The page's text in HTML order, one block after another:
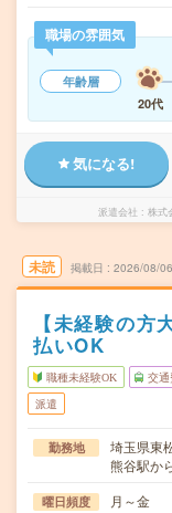
職場の雰囲気
年齢層
20代
気になる!
派遣会社 株式
未読 掲載日 2026/08/06
【未経験の方
払いOK
職種未経験OK 交通
派遣
勤務地
埼玉県東
熊谷駅か
曜日頻度 月～金